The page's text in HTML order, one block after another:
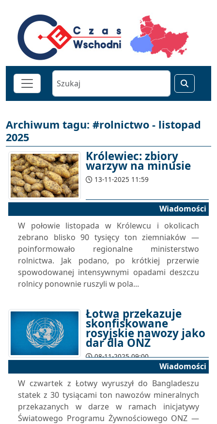
Archiwum tagu: #rolnictwo - listopad
2025
Królewiec: zbiory
warzyw na minusie
13-11-2025 11:59
Wiadomości
W połowie listopada w Królewcu i okolicach
zebrano blisko 90 tysięcy ton ziemniaków —
poinformowało regionalne ministerstwo
rolnictwa. Jak podano, po krótkiej przerwie
spowodowanej intensywnymi opadami deszczu
rolnicy ponownie ruszyli w pola...
Łotwa przekazuje
skonfiskowane
rosyjskie nawozy jako
dar dla ONZ
08-11-2025 09:00
Wiadomości
W czwartek z Łotwy wyruszył do Bangladeszu
statek z 30 tysiącami ton nawozów mineralnych
przekazanych w darze w ramach inicjatywy
Światowego Programu Żywnościowego ONZ —